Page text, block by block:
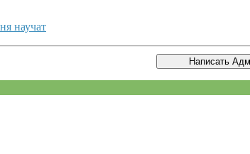
научат